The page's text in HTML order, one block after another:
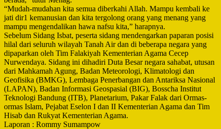
“Mudah-mudahan kita semua diberkahi Allah. Mampu kembali ke
jati dir1 kemanusian dan kita tergolong orang yang menang yang
mampu mengendalikan hawa nafsu kita,” harapnya.
Sebelum Sidang Isbat, peserta sidang mendengarkan paparan posisi
hilal dari seluruh wilayah Tanah Air dan di beberapa negara yang
dipaparkan oleh Tim Falakiyah Kementerian Agama Cecep
Nurwendaya. Sidang ini dihadiri Duta Besar negara sahabat, utusan
dari Mahkamah Agung, Badan Meteorologi, Klimatologi dan
Geofisika (BMKG), Lembaga Penerbangan dan Antariksa Nasional
(LAPAN), Badan Informasi Geospasial (BIG), Bosscha Institut
Teknologi Bandung (ITB), Planetarium, Pakar Falak dari Ormas-
ormas Islam, Pejabat Eselon I dan II Kementerian Agama dan Tim
Hisab dan Rukyat Kementerian Agama.
Laporan : Rommy Sumampow